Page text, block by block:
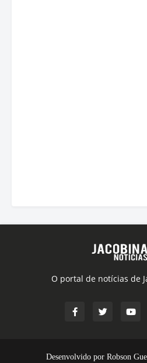
O portal de notícias de
Desenvolvido por Robson